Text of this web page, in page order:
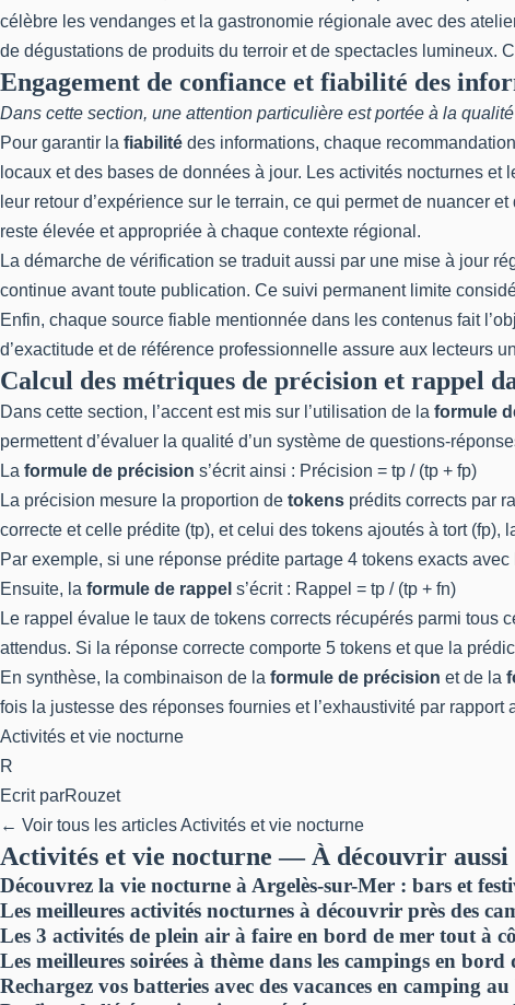
célèbre les vendanges et la gastronomie régionale avec des
de dégustations de produits du terroir et de spectacles lumineux.
Engagement de confiance et fiabilité des
Dans cette section, une attention particulière est portée à la
Pour garantir la fiabilité des informations, chaque
locaux et des bases de données à jour. Les activités nocturnes
leur retour d’expérience sur le terrain, ce qui permet de nuancer
reste élevée et appropriée à chaque contexte régional.
La démarche de vérification se traduit aussi par une mise à jour
continue avant toute publication. Ce suivi permanent limite
Enfin, chaque source fiable mentionnée dans les contenus fait
d’exactitude et de référence professionnelle assure aux lecteurs
Calcul des métriques de précision et rappel
Dans cette section, l’accent est mis sur l’utilisation de la formule
permettent d’évaluer la qualité d’un système de questions-
La formule de précision s’écrit ainsi : Précision = tp / (tp + fp)
La précision mesure la proportion de tokens prédits corrects par
correcte et celle prédite (tp), et celui des tokens ajoutés à tort
Par exemple, si une réponse prédite partage 4 tokens exacts
Ensuite, la formule de rappel s’écrit : Rappel = tp / (tp + fn)
Le rappel évalue le taux de tokens corrects récupérés parmi tous
attendus. Si la réponse correcte comporte 5 tokens et que la
En synthèse, la combinaison de la formule de précision et de la
fois la justesse des réponses fournies et l’exhaustivité par rapport
Activités et vie nocturne
R
Ecrit parRouzet
← Voir tous les articles Activités et vie nocturne
Activités et vie nocturne — À découvrir aussi
Découvrez la vie nocturne à Argelès-sur-Mer : bars et
Les meilleures activités nocturnes à découvrir près des
Les 3 activités de plein air à faire en bord de mer tout à
Les meilleures soirées à thème dans les campings en bord
Rechargez vos batteries avec des vacances en camping